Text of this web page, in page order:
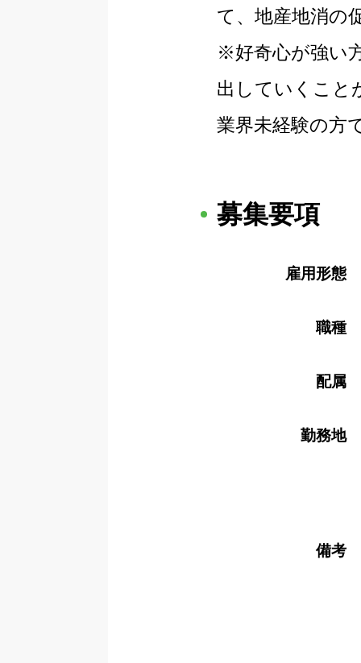
て、地産地消の
※好奇心が強い
出していくこと
業界未経験の方
募集要項
雇用形態
職種
配属
勤務地
備考